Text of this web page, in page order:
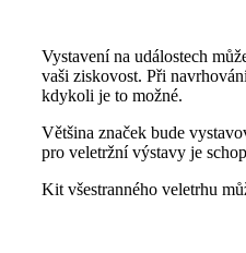
Vystavení na událostech
vaši ziskovost. Při
kdykoli je to možné.
Většina značek bude
pro veletržní výstavy je
Kit všestranného veletrhu